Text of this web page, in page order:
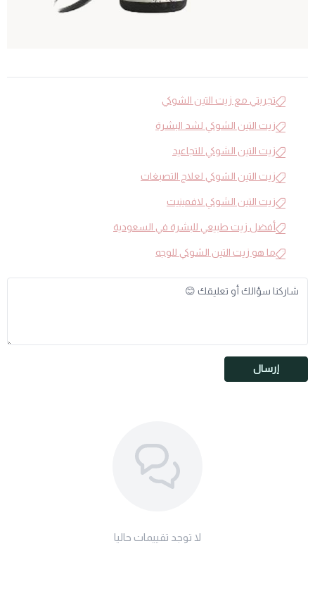
تجربتي مع زيت التين الشوكي
زيت التين الشوكي لشد البشرة
زيت التين الشوكي للتجاعيد
زيت التين الشوكي لعلاج التصبغات
زيت التين الشوكي لافمينيت
أفضل زيت طبيعي للبشرة في السعودية
ما هو زيت التين الشوكي للوجه
إرسال
لا توجد تقييمات حاليا